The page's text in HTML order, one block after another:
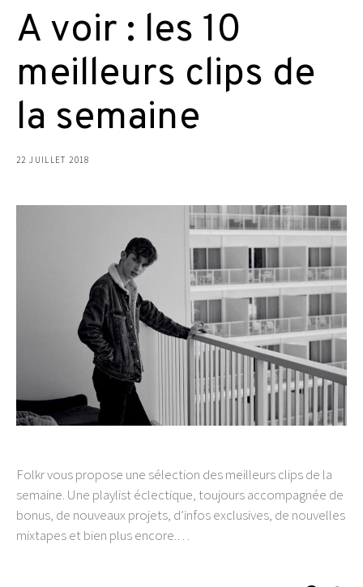
A voir : les 10
meilleurs clips de
la semaine
22 JUILLET 2018
Folkr vous propose une sélection des meilleurs clips de la
semaine. Une playlist éclectique, toujours accompagnée de
bonus, de nouveaux projets, d’infos exclusives, de nouvelles
mixtapes et bien plus encore.…